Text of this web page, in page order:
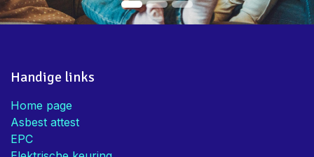
Handige links
Home page
Asbest attest
EPC